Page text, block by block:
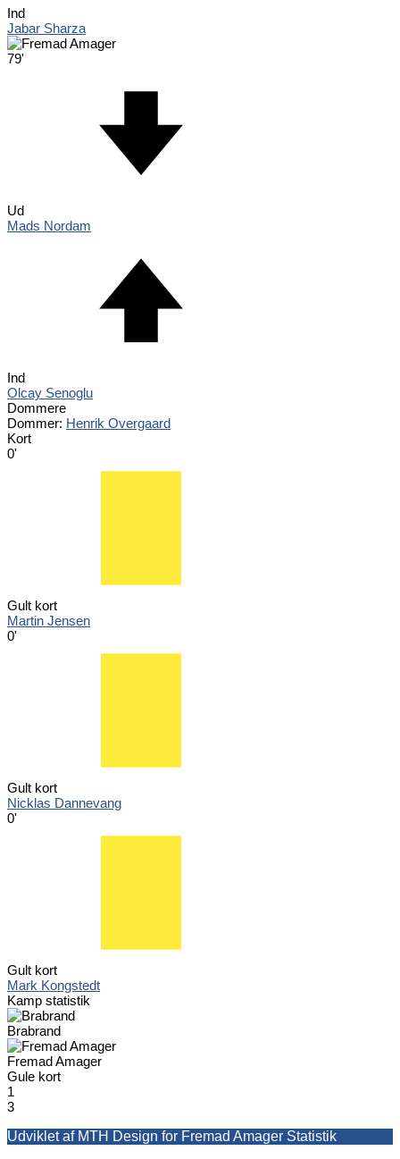
Ind
Jabar Sharza
79'
Ud
Mads Nordam
Ind
Olcay Senoglu
Dommere
Dommer: Henrik Overgaard
Kort
0'
Gult kort
Martin Jensen
0'
Gult kort
Nicklas Dannevang
0'
Gult kort
Mark Kongstedt
Kamp statistik
Brabrand
Fremad Amager
Gule kort
1
3
Udviklet af MTH Design for Fremad Amager Statistik